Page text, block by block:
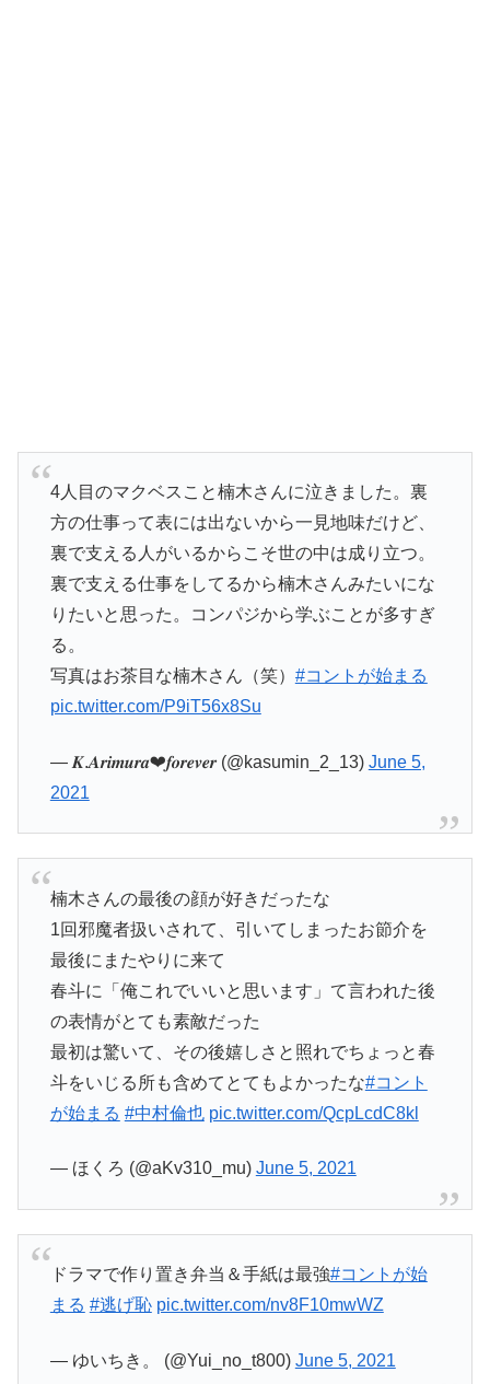
4人目のマクベスこと楠木さんに泣きました。裏
方の仕事って表には出ないから一見地味だけど、
裏で支える人がいるからこそ世の中は成り立つ。
裏で支える仕事をしてるから楠木さんみたいにな
りたいと思った。コンパジから学ぶことが多すぎ
る。
写真はお茶目な楠木さん（笑） #コントが始まる
pic.twitter.com/P9iT56x8Su
— 𝑲.𝑨𝒓𝒊𝒎𝒖𝒓𝒂❤︎𝒇𝒐𝒓𝒆𝒗𝒆𝒓 (@kasumin_2_13) June 5,
2021
楠木さんの最後の顔が好きだったな
1回邪魔者扱いされて、引いてしまったお節介を
最後にまたやりに来て
春斗に「俺これでいいと思います」て言われた後
の表情がとても素敵だった
最初は驚いて、その後嬉しさと照れでちょっと春
斗をいじる所も含めてとてもよかったな#コント
が始まる #中村倫也 pic.twitter.com/QcpLcdC8kl
— ほくろ (@aKv310_mu) June 5, 2021
ドラマで作り置き弁当＆手紙は最強#コントが始
まる #逃げ恥 pic.twitter.com/nv8F10mwWZ
— ゆいちき。 (@Yui_no_t800) June 5, 2021